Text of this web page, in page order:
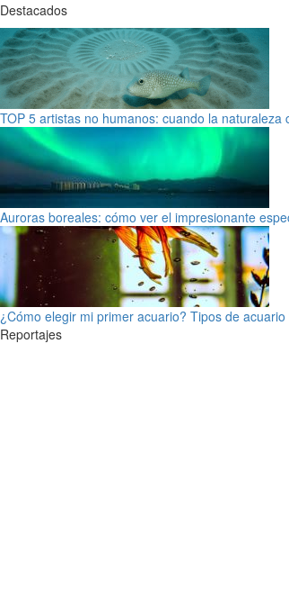
Destacados
TOP 5 artistas no humanos: cuando la naturaleza
Auroras boreales: cómo ver el impresionante
¿Cómo elegir mi primer acuario? Tipos de
Reportajes